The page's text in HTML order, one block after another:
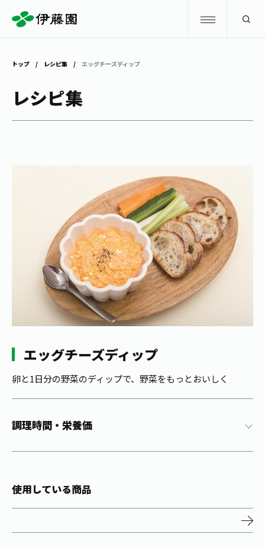
健康ミネラルむぎ茶
TULLY'S COFFEE
1日分の野菜
ブランドから探す
カテゴリーから探す
キーワードから探す
お茶を知る・楽しむ
お茶のいれ方
動画ギャラリー
レシピ集
ウェルネスフォーラム
お茶の妖精
体験・イベント
見学・体験
工場見学
お茶の複合型博物館
食育・イベント
未来の桜プロジェクト
店舗・通販
店舗・通販
伊藤園の店舗トップ
茶寮伊藤園
店舗検索
THE ITOEN
健康体
お客様相談室
企業情報 GLOBAL
トップ レシピ集 エッグチーズディップ
レシピ集
エッグチーズディップ
卵と1日分の野菜のディップで、野菜をもっとおいしく
調理時間・栄養価
使用している商品